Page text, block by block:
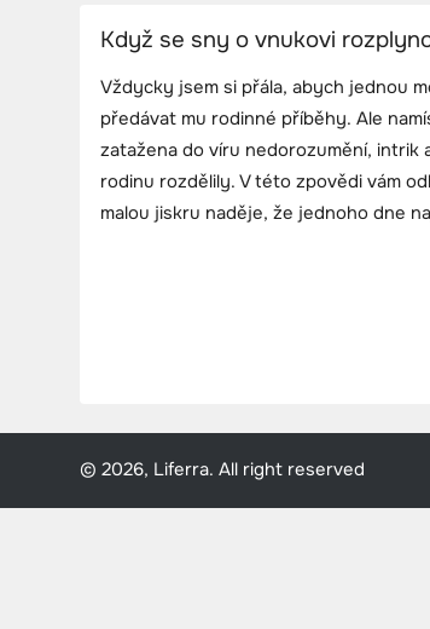
Když se sny o vnukovi
Vždycky jsem si přála, abych jednou
předávat mu rodinné příběhy. Ale
zatažena do víru nedorozumění,
rodinu rozdělily. V této zpovědi vám
malou jiskru naděje, že jednoho dne
© 2026, Liferra. All right reserved